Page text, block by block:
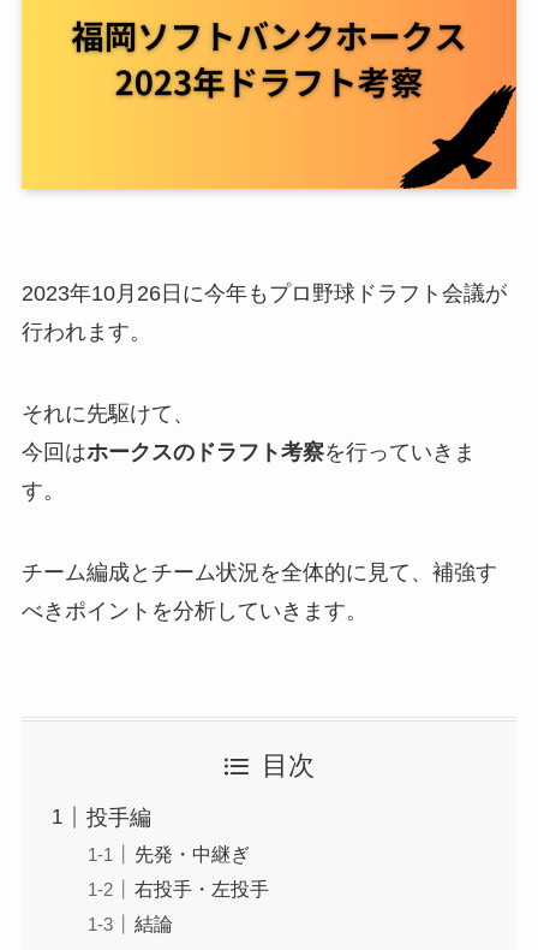
2023年10月26日に今年もプロ野球ドラフト会議が
行われます。
それに先駆けて、
今回はホークスのドラフト考察を行っていきま
す。
チーム編成とチーム状況を全体的に見て、補強す
べきポイントを分析していきます。
目次
投手編
先発・中継ぎ
右投手・左投手
結論